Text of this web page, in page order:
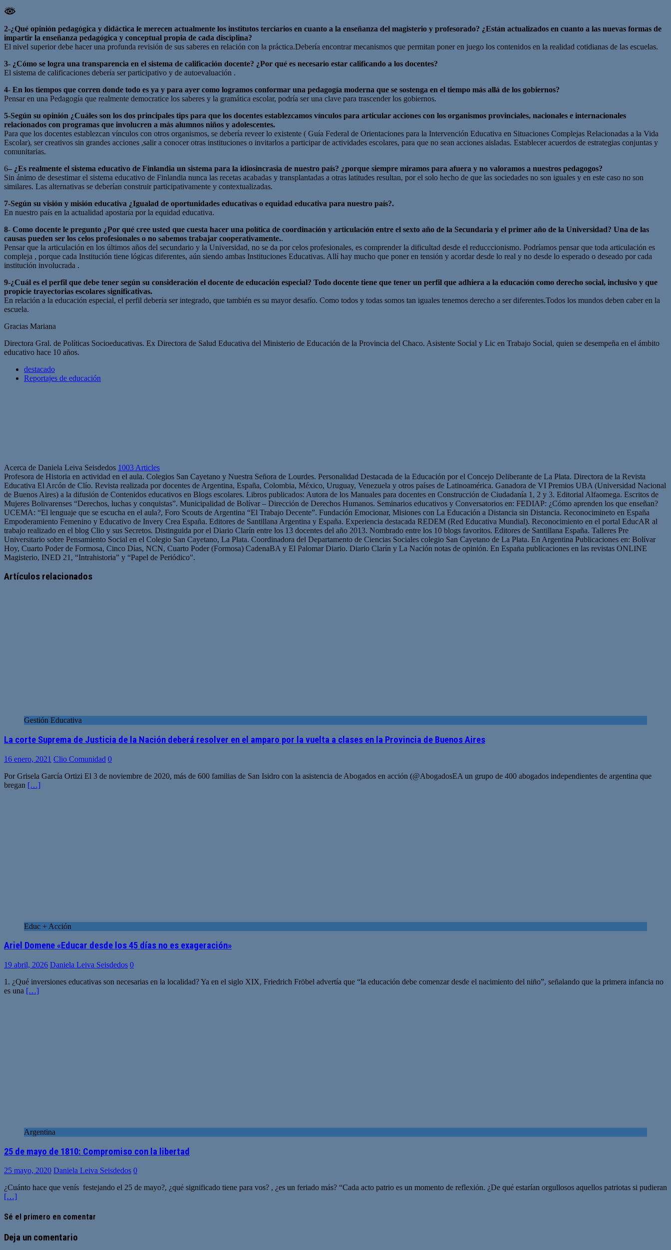
2-¿Qué opinión pedagógica y didáctica le merecen actualmente los institutos terciarios en cuanto a la enseñanza del magisterio y profesorado? ¿Están actualizados en cuanto a las nuevas formas de
impartir la enseñanza pedagógica y conceptual propia de cada disciplina?
El nivel superior debe hacer una profunda revisión de sus saberes en relación con la práctica.Debería encontrar mecanismos que permitan poner en juego los contenidos en la realidad cotidianas de las escuelas.
3- ¿Cómo se logra una transparencia en el sistema de calificación docente? ¿Por qué es necesario estar calificando a los docentes?
El sistema de calificaciones debería ser participativo y de autoevaluación .
4- En los tiempos que corren donde todo es ya y para ayer como logramos conformar una pedagogía moderna que se sostenga en el tiempo más allá de los gobiernos?
Pensar en una Pedagogía que realmente democratice los saberes y la gramática escolar, podría ser una clave para trascender los gobiernos.
5-Según su opinión ¿Cuáles son los dos principales tips para que los docentes establezcamos vínculos para articular acciones con los organismos provinciales, nacionales e internacionales
relacionados con programas que involucren a más alumnos niños y adolescentes.
Para que los docentes establezcan vínculos con otros organismos, se debería reveer lo existente ( Guía Federal de Orientaciones para la Intervención Educativa en Situaciones Complejas Relacionadas a la Vida
Escolar), ser creativos sin grandes acciones ,salir a conocer otras instituciones o invitarlos a participar de actividades escolares, para que no sean acciones aisladas. Establecer acuerdos de estrategias conjuntas y
comunitarias.
6– ¿Es realmente el sistema educativo de Finlandia un sistema para la idiosincrasia de nuestro país? ¿porque siempre miramos para afuera y no valoramos a nuestros pedagogos?
Sin ánimo de desestimar el sistema educativo de Finlandia nunca las recetas acabadas y transplantadas a otras latitudes resultan, por el solo hecho de que las sociedades no son iguales y en este caso no son
similares. Las alternativas se deberían construir participativamente y contextualizadas.
7-Según su visión y misión educativa ¿Igualad de oportunidades educativas o equidad educativa para nuestro país?.
En nuestro país en la actualidad apostaría por la equidad educativa.
8- Como docente le pregunto ¿Por qué cree usted que cuesta hacer una política de coordinación y articulación entre el sexto año de la Secundaria y el primer año de la Universidad? Una de las
causas pueden ser los celos profesionales o no sabemos trabajar cooperativamente..
Pensar que la articulación en los últimos años del secundario y la Universidad, no se da por celos profesionales, es comprender la dificultad desde el reducccionismo. Podríamos pensar que toda articulación es
compleja , porque cada Institución tiene lógicas diferentes, aún siendo ambas Instituciones Educativas. Allí hay mucho que poner en tensión y acordar desde lo real y no desde lo esperado o deseado por cada
institución involucrada .
9-¿Cuál es el perfil que debe tener según su consideración el docente de educación especial? Todo docente tiene que tener un perfil que adhiera a la educación como derecho social, inclusivo y que
propicie trayectorias escolares significativas.
En relación a la educación especial, el perfil debería ser integrado, que también es su mayor desafío. Como todos y todas somos tan iguales tenemos derecho a ser diferentes.Todos los mundos deben caber en la
escuela.
Gracias Mariana
Directora Gral. de Políticas Socioeducativas. Ex Directora de Salud Educativa del Ministerio de Educación de la Provincia del Chaco. Asistente Social y Lic en Trabajo Social, quien se desempeña en el ámbito
educativo hace 10 años.
destacado
Reportajes de educación
Acerca de Daniela Leiva Seisdedos 1003 Articles
Profesora de Historia en actividad en el aula. Colegios San Cayetano y Nuestra Señora de Lourdes. Personalidad Destacada de la Educación por el Concejo Deliberante de La Plata. Directora de la Revista
Educativa El Arcón de Clío. Revista realizada por docentes de Argentina, España, Colombia, México, Uruguay, Venezuela y otros países de Latinoamérica. Ganadora de VI Premios UBA (Universidad Nacional
de Buenos Aires) a la difusión de Contenidos educativos en Blogs escolares. Libros publicados: Autora de los Manuales para docentes en Construcción de Ciudadanía 1, 2 y 3. Editorial Alfaomega. Escritos de
Mujeres Bolivarenses “Derechos, luchas y conquistas”. Municipalidad de Bolívar – Dirección de Derechos Humanos. Seminarios educativos y Conversatorios en: FEDIAP: ¿Cómo aprenden los que enseñan?
UCEMA: “El lenguaje que se escucha en el aula?, Foro Scouts de Argentina “El Trabajo Decente”. Fundación Emocionar, Misiones con La Educación a Distancia sin Distancia. Reconocimineto en España
Empoderamiento Femenino y Educativo de Invery Crea España. Editores de Santillana Argentina y España. Experiencia destacada REDEM (Red Educativa Mundial). Reconocimiento en el portal EducAR al
trabajo realizado en el blog Clio y sus Secretos. Distinguida por el Diario Clarín entre los 13 docentes del año 2013. Nombrado entre los 10 blogs favoritos. Editores de Santillana España. Talleres Pre
Universitario sobre Pensamiento Social en el Colegio San Cayetano, La Plata. Coordinadora del Departamento de Ciencias Sociales colegio San Cayetano de La Plata. En Argentina Publicaciones en: Bolívar
Hoy, Cuarto Poder de Formosa, Cinco Días, NCN, Cuarto Poder (Formosa) CadenaBA y El Palomar Diario. Diario Clarín y La Nación notas de opinión. En España publicaciones en las revistas ONLINE
Magisterio, INED 21, “Intrahistoria” y “Papel de Periódico”.
web
Artículos relacionados
Gestión Educativa
La corte Suprema de Justicia de la Nación deberá resolver en el amparo por la vuelta a clases en la Provincia de Buenos Aires
16 enero, 2021 Clio Comunidad 0
Por Grisela García Ortizi El 3 de noviembre de 2020, más de 600 familias de San Isidro con la asistencia de Abogados en acción (@AbogadosEA un grupo de 400 abogados independientes de argentina que
bregan […]
Educ + Acción
Ariel Domene «Educar desde los 45 días no es exageración»
19 abril, 2026 Daniela Leiva Seisdedos 0
1. ¿Qué inversiones educativas son necesarias en la localidad? Ya en el siglo XIX, Friedrich Fröbel advertía que “la educación debe comenzar desde el nacimiento del niño”, señalando que la primera infancia no
es una […]
Argentina
25 de mayo de 1810: Compromiso con la libertad
25 mayo, 2020 Daniela Leiva Seisdedos 0
¿Cuánto hace que venís festejando el 25 de mayo?, ¿qué significado tiene para vos? , ¿es un feriado más? “Cada acto patrio es un momento de reflexión. ¿De qué estarían orgullosos aquellos patriotas si pudieran
[…]
Sé el primero en comentar
Deja un comentario